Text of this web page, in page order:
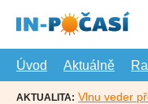
hlavní
Úvod
Aktuálně
AKTUALITA: Vlnu veder